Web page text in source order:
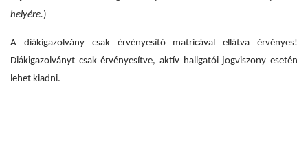
helyére.)
A diákigazolvány csak érvényesítő matricával ellátva érvényes!
Diákigazolványt csak érvényesítve, aktív hallgatói jogviszony esetén
lehet kiadni.